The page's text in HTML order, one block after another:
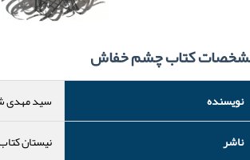
کتاب چشم خفاش
نویسنده
سید مهدی
ناشر
نیستان